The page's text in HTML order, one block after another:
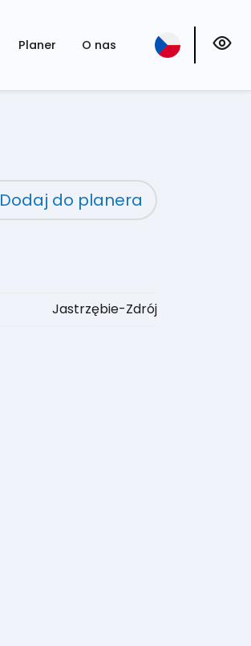
Planer O nas
Dodaj do planera
Jastrzębie-Zdrój